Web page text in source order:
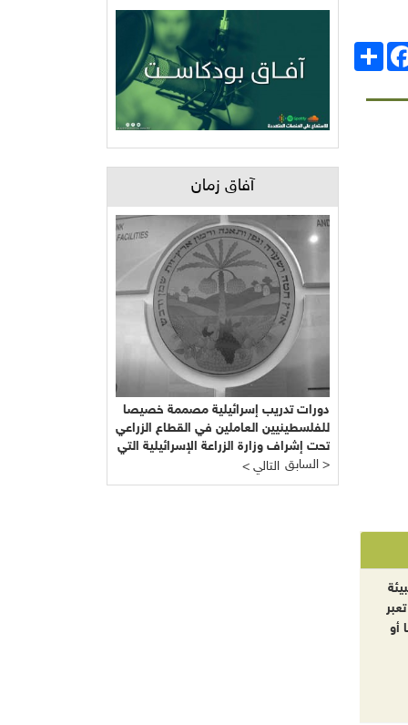
انشر
آفاق زمان
دورات تدريب إسرائيلية مصممة خصيصا
للفلسطينيين العاملين في القطاع الزراعي
تحت إشراف وزارة الزراعة الإسرائيلية التي
يرأسها يائير شَمِير نائب ليبرمان رئيس
"إسرائيل بيتنا"!!!
< التالي السابق >
أو